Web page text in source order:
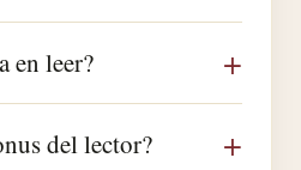
en leer?
del lector?